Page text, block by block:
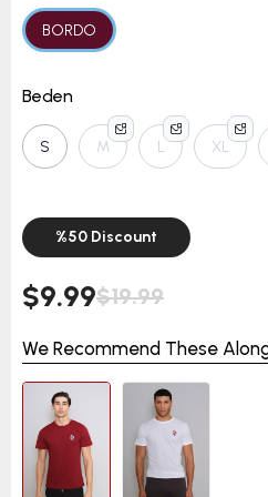
BORDO
Beden
S M L XL
%50 Discount
$19.99
$9.99
We Recommend These